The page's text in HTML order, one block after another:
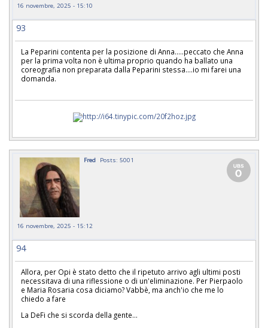
16 novembre, 2025 - 15:10
93
La Peparini contenta per la posizione di Anna.....peccato che Anna
per la prima volta non è ultima proprio quando ha ballato una
coreografia non preparata dalla Peparini stessa....io mi farei una
domanda.
Fred Posts: 5001
16 novembre, 2025 - 15:12
94
Allora, per Opi è stato detto che il ripetuto arrivo agli ultimi posti
necessitava di una riflessione o di un'eliminazione. Per Pierpaolo
e Maria Rosaria cosa diciamo? Vabbè, ma anch'io che me lo
chiedo a fare
La DeFi che si scorda della gente...